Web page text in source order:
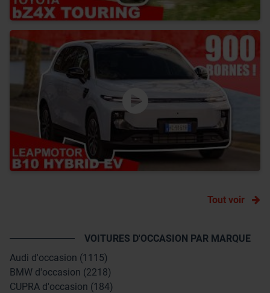
Tout voir
VOITURES D'OCCASION PAR MARQUE
Audi d'occasion (1115)
BMW d'occasion (2218)
CUPRA d'occasion (184)